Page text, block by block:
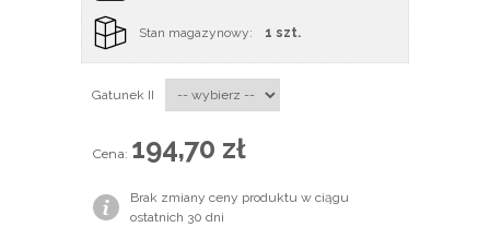
Stan magazynowy: 1 szt.
Gatunek II
Cena: 194,70 zł
Brak zmiany ceny produktu w ciągu
ostatnich 30 dni